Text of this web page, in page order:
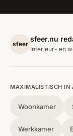
sfeer
sfeer.nu
Interieur- en
MAXIMALISTISCH IN
Woonkamer
Werkkamer